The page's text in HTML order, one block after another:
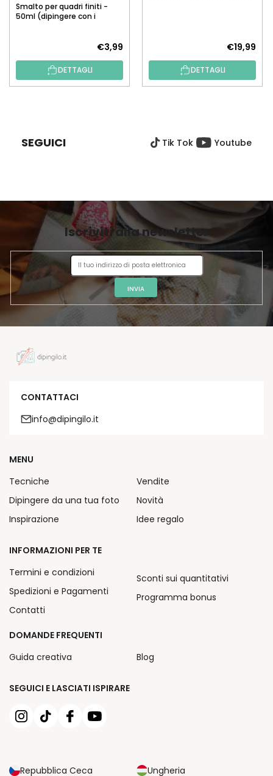
Smalto per quadri finiti -
50ml (dipingere con i
€3,99
DETTAGLI
€19,99
DETTAGLI
G
I
SEGUICI Tik Tok Youtube
Iscriviti alla newsletter
INVIA
CONTATTACI
info@dipingilo.it
SEGUICI E LASCIATI ISPIRARE
Repubblica Ceca Ungheria
MENU
Tecniche
Dipingere da una tua foto
Inspirazione
Vendite
Novità
Idee regalo
INFORMAZIONI PER TE
Termini e condizioni
Spedizioni e Pagamenti
Contatti
Sconti sui quantitativi
Programma bonus
DOMANDE FREQUENTI
Guida creativa
Blog